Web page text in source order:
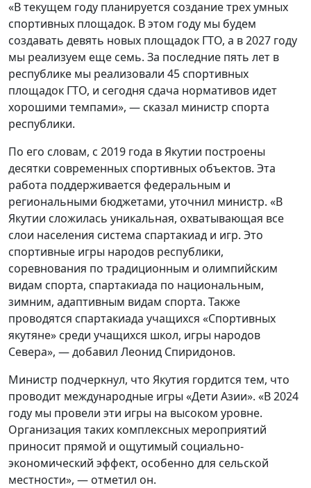
«В текущем году планируется создание трех умных
спортивных площадок. В этом году мы будем
создавать девять новых площадок ГТО, а в 2027 году
мы реализуем еще семь. За последние пять лет в
республике мы реализовали 45 спортивных
площадок ГТО, и сегодня сдача нормативов идет
хорошими темпами», — сказал министр спорта
республики.
По его словам, с 2019 года в Якутии построены
десятки современных спортивных объектов. Эта
работа поддерживается федеральным и
региональными бюджетами, уточнил министр. «В
Якутии сложилась уникальная, охватывающая все
слои населения система спартакиад и игр. Это
спортивные игры народов республики,
соревнования по традиционным и олимпийским
видам спорта, спартакиада по национальным,
зимним, адаптивным видам спорта. Также
проводятся спартакиада учащихся «Спортивных
якутяне» среди учащихся школ, игры народов
Севера», — добавил Леонид Спиридонов.
Министр подчеркнул, что Якутия гордится тем, что
проводит международные игры «Дети Азии». «В 2024
году мы провели эти игры на высоком уровне.
Организация таких комплексных мероприятий
приносит прямой и ощутимый социально-
экономический эффект, особенно для сельской
местности», — отметил он.